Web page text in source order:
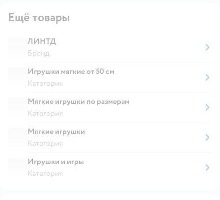
Ещё товары
ЛИНТД
Бренд
Игрушки мягкие от 50 см
Категория
Мягкие игрушки по размерам
Категория
Мягкие игрушки
Категория
Игрушки и игры
Категория